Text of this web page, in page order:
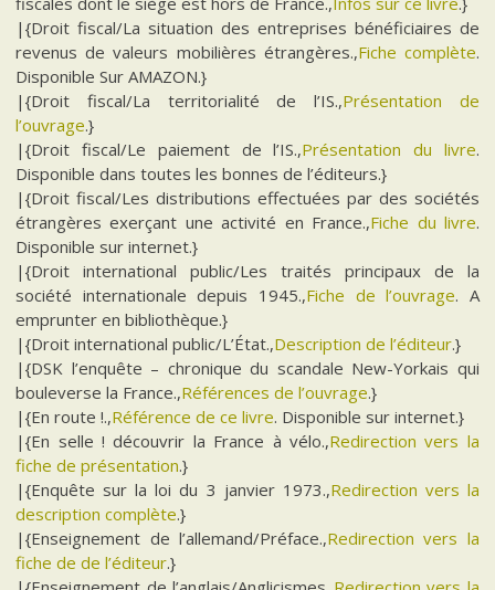
|{Droit fiscal/La situation des entreprises bénéficiaires de
revenus de valeurs mobilières étrangères.,Fiche complète.
Disponible Sur AMAZON.}
|{Droit fiscal/La territorialité de l’IS.,Présentation de
l’ouvrage.}
|{Droit fiscal/Le paiement de l’IS.,Présentation du livre.
Disponible dans toutes les bonnes de l’éditeurs.}
|{Droit fiscal/Les distributions effectuées par des sociétés
étrangères exerçant une activité en France.,Fiche du livre.
Disponible sur internet.}
|{Droit international public/Les traités principaux de la
société internationale depuis 1945.,Fiche de l’ouvrage. A
emprunter en bibliothèque.}
|{Droit international public/L’État.,Description de l’éditeur.}
|{DSK l’enquête – chronique du scandale New-Yorkais qui
bouleverse la France.,Références de l’ouvrage.}
|{En route !.,Référence de ce livre. Disponible sur internet.}
|{En selle ! découvrir la France à vélo.,Redirection vers la
fiche de présentation.}
|{Enquête sur la loi du 3 janvier 1973.,Redirection vers la
description complète.}
|{Enseignement de l’allemand/Préface.,Redirection vers la
fiche de de l’éditeur.}